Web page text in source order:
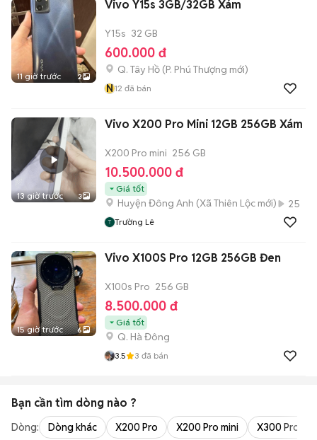
11 giờ trước 2
Vivo Y15s 3GB/32GB Xám
Y15s 32 GB
600.000 đ
Q. Tây Hồ (P. Phú Thượng mới)
N12 đã bán
13 giờ trước 3
Vivo X200 Pro Mini 12GB 256GB Xám
X200 Pro mini 256 GB
10.500.000 đ
Giá tốt
Huyện Đông Anh (Xã Thiên Lộc mới) 25
Trường Lê
15 giờ trước 6
Vivo X100S Pro 12GB 256GB Đen
X100s Pro 256 GB
8.500.000 đ
Giá tốt
Q. Hà Đông
3.5 3 đã bán
Bạn cần tìm dòng nào ?
Dòng: Dòng khác X200 Pro X200 Pro mini X300 Pro